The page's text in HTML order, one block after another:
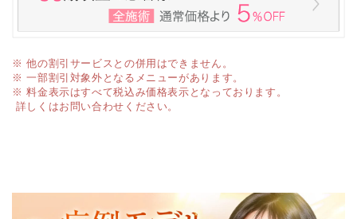
※ 他の割引サービスとの併用はできません。
※ 一部割引対象外となるメニューがあります。
※ 料金表示はすべて税込み価格表示となっております。
詳しくはお問い合わせください。